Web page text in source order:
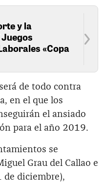
y la
«Copa
de todo contra
en el que los
el ansiado
para el año 2019.
se
Grau del Callao e
de diciembre),